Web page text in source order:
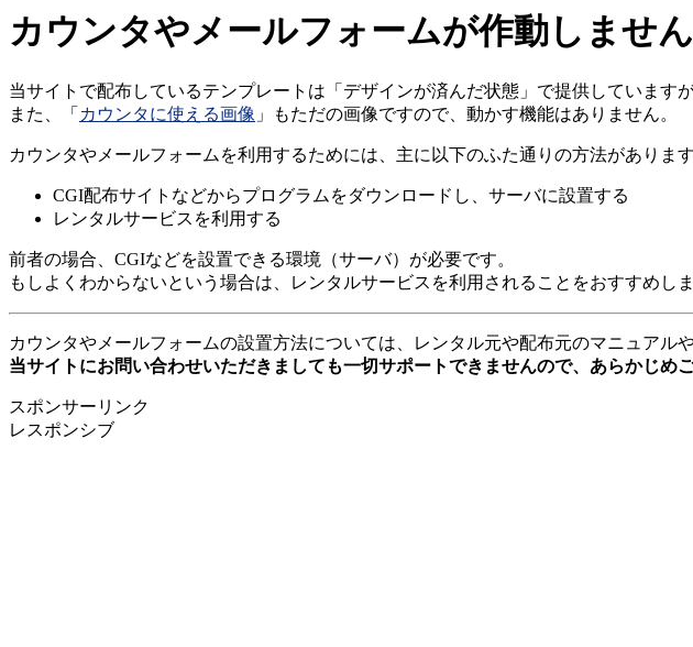
カウンタやメールフォームが作動しません
当サイトで配布しているテンプレートは「デザインが済んだ状態」で提供しています
また、「 カウンタに使える画像 」もただの画像ですので、動かす機能はありません。
カウンタやメールフォームを利用するためには、主に以下のふた通りの方法があります
CGI配布サイトなどからプログラムをダウンロードし、サーバに設置する
レンタルサービスを利用する
前者の場合、CGIなどを設置できる環境（サーバ）が必要です。
もしよくわからないという場合は、レンタルサービスを利用されることをおすすめしま
カウンタやメールフォームの設置方法については、レンタル元や配布元のマニュアル
当サイトにお問い合わせいただきましても一切サポートできませんので、あらかじめ
スポンサーリンク
レスポンシブ